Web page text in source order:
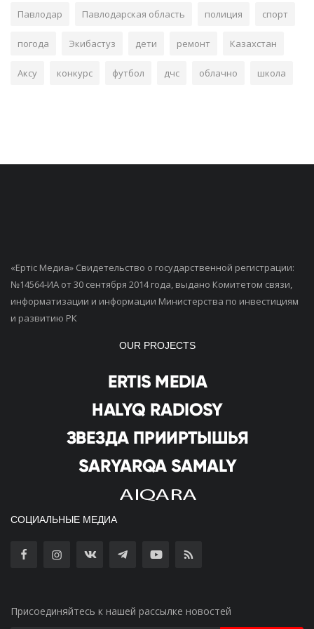
Павлодар Павлодарская область полиция спорт
погода Экибастуз дети ремонт Казахстан
Аксу конкурс футбол дчс облачно школа
«Ертiс Медиа» Свидетельство о государственной регистрации:
№14564-ИА от 30 сентября 2014 года, выдано Комитетом связи,
информатизации и информации Министерства по инвестициям
и развитию РК
OUR PROJECTS
СОЦИАЛЬНЫЕ МЕДИА
Присоединяйтесь к нашей рассылке новостей